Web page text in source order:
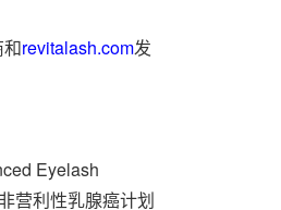
revitalash.com发
Eyelash
营利性乳腺癌计划